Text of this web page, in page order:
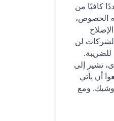
كافيًا من
الخصوص،
لن
تشير إلى
أن يأتي
وشيك. ومع